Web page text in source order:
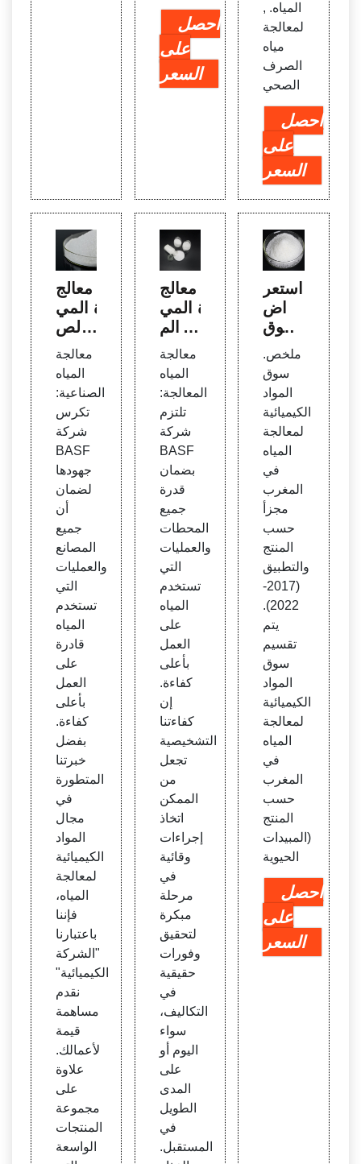
احصل
على
السعر
المياه. ,
لمعالجة
مياه
الصرف
الصحي
احصل
على
السعر
معالج
ة المي
اه الص
ناعية:
BAS
F SE
معالجة
المياه
الصناعية:
تكرس
شركة
BASF
جهودها
لضمان
أن
جميع
المصانع
والعمليات
التي
تستخدم
المياه
قادرة
على
العمل
بأعلى
كفاءة.
بفضل
خبرتنا
المتطورة
في
مجال
المواد
الكيميائية
لمعالجة
المياه،
فإننا
باعتبارنا
"الشركة
الكيميائية"
نقدم
مساهمة
قيمة
لأعمالك.
علاوة
على
مجموعة
المنتجات
الواسعة
معالج
ة المي
اه الم
عالج
ة: BA
SF S
معالجة
المياه
المعالجة:
تلتزم
شركة
BASF
بضمان
قدرة
جميع
المحطات
والعمليات
التي
تستخدم
المياه
على
العمل
بأعلى
كفاءة.
إن
كفاءتنا
التشخيصية
تجعل
من
الممكن
اتخاذ
إجراءات
وقائية
في
مرحلة
مبكرة
لتحقيق
وفورات
حقيقية
في
التكاليف،
سواء
اليوم أو
على
المدى
الطويل
في
المستقبل.
استعر
اض
سوق
المواد
الكيمي
ائية ل
معالج
ة المي
اه في
المغر
ب
ملخص.
سوق
المواد
الكيميائية
لمعالجة
المياه
في
المغرب
مجزأ
حسب
المنتج
والتطبيق
(2017-
2022).
يتم
تقسيم
سوق
المواد
الكيميائية
لمعالجة
المياه
في
المغرب
حسب
المنتج
(المبيدات
الحيوية
احصل
على
السعر